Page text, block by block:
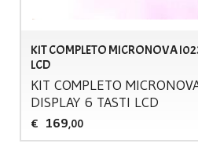
KIT COMPLETO MICRONOVA
LCD
KIT COMPLETO
DISPLAY6 TASTI LCD
€ 169,00